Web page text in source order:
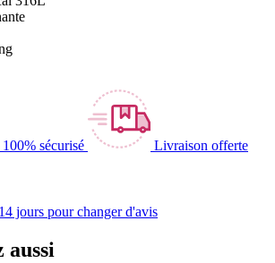
sécurisé Livraison offerte
14 jours pour changer d'avis
aussi